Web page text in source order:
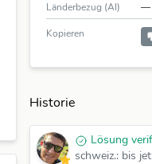
Länderbezug (AI) —
Kopieren
Historie
Lösung
schweiz.: bis